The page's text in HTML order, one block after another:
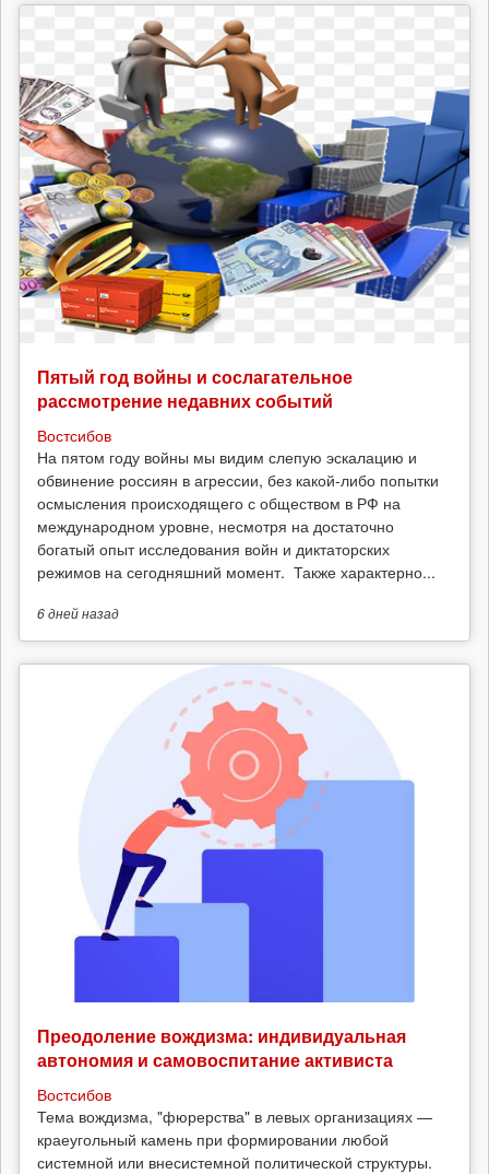
(12
Пятый год войны и сослагательное
рассмотрение недавних событий
Востсибов
На пятом году войны мы видим слепую эскалацию и
обвинение россиян в агрессии, без какой-либо попытки
осмысления происходящего с обществом в РФ на
международном уровне, несмотря на достаточно
богатый опыт исследования войн и диктаторских
режимов на сегодняшний момент. Также характерно...
6 днейназад
Преодоление вождизма: индивидуальная
автономия и самовоспитание активиста
Востсибов
Тема вождизма, "фюрерства" в левых организациях —
краеугольный камень при формировании любой
системной или внесистемной политической структуры.